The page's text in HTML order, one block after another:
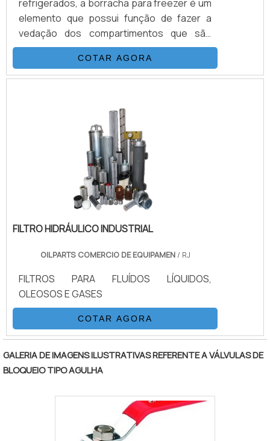
refrigerados, a borracha para freezer é um
elemento que possui função de fazer a
vedação dos compartimentos que são
refrigerados, bloqueando a troca da
temperatura interna do freezer com a do
ambiente, permitindo que o refrigerador
ao mesmo tempo impedindo um consumo
maior de energia elétrica. Assim, em caso
de a borracha para freezer expositor não
estar vedando bem, é extremament.
COTAR AGORA
FILTRO HIDRÁULICO INDUSTRIAL
OILPARTS COMERCIO DE EQUIPAMEN/ RJ
FILTROS PARA FLUÍDOS LÍQUIDOS,
OLEOSOS E GASES
COTAR AGORA
GALERIA DE IMAGENS ILUSTRATIVAS REFERENTE A VÁLVULAS DE
BLOQUEIO TIPO AGULHA